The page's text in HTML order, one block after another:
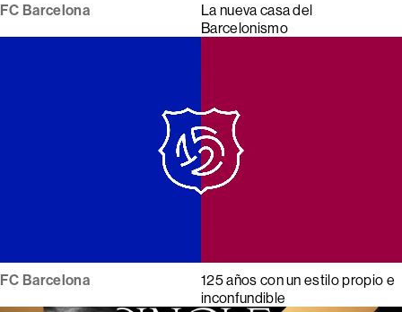
FC Barcelona
La nueva casa del
Barcelonismo
FC Barcelona
125 años con un estilo propio e
inconfundible